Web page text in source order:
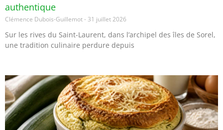
authentique
Clémence Dubois-Guillemot 31 juillet 2026
Sur les rives du Saint-Laurent, dans l’archipel des îles de Sorel,
une tradition culinaire perdure depuis